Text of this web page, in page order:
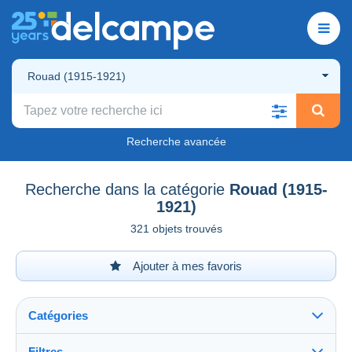
Rouad (1915-1921)
Recherche avancée
Recherche dans la catégorie Rouad (1915-
1921)
321 objets trouvés
Ajouter à mes favoris
Catégories